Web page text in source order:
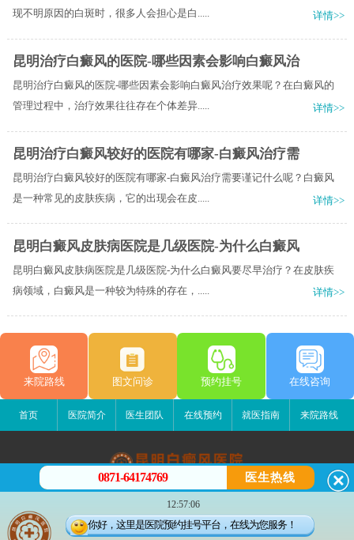
现不明原因的白斑时，很多人会担心是白.....
详情>>
昆明治疗白癜风的医院-哪些因素会影响白癜风治
昆明治疗白癜风的医院-哪些因素会影响白癜风治疗效果呢？在白癜风的
管理过程中，治疗效果往往存在个体差异.....
详情>>
昆明治疗白癜风较好的医院有哪家-白癜风治疗需
昆明治疗白癜风较好的医院有哪家-白癜风治疗需要谨记什么呢？白癜风
是一种常见的皮肤疾病，它的出现会在皮.....
详情>>
昆明白癜风皮肤病医院是几级医院-为什么白癜风
昆明白癜风皮肤病医院是几级医院-为什么白癜风要尽早治疗？在皮肤疾
病领域，白癜风是一种较为特殊的存在，.....
详情>>
来院路线 图文问诊 预约挂号 在线咨询
首页 医院简介 医生团队 在线预约 就医指南 来院路线
昆明白癜风医院
昆明市五华区护国路2号
版权所有：昆明白癜风医院
0871-64174769 医生热线
12:57:06
你好，这里是医院预约挂号平台，在线为您服务！